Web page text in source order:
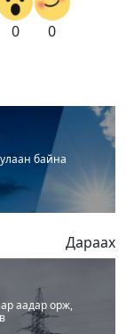
0 0
байна
Дараах
аадар орж,